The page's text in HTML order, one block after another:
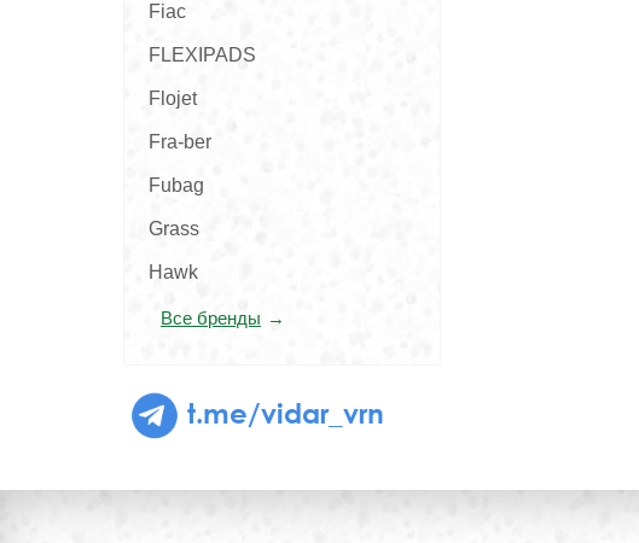
Fiac
FLEXIPADS
Flojet
Fra-ber
Fubag
Grass
Hawk
Все бренды
t.me/vidar_vrn